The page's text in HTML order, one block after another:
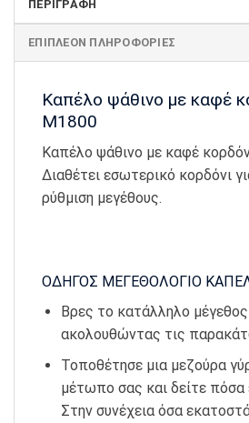
ΠΕΡΙΓΡΑΦΉ
ΕΠΙΠΛΈΟΝ ΠΛΗΡΟΦΟΡΊΕΣ
Καπέλο ψάθινο με καφέ
Μ1800
Καπέλο ψάθινο με καφέ
Διαθέτει εσωτερικό κορδόνι
ρύθμιση μεγέθους.
ΟΔΗΓΟΣ ΜΕΓΕΘΟΛΟΓΙΟ
Βρες το κατάλληλο
ακολουθώντας τις
Τοποθέτησε μια μεζούρα
μέτωπο σας και δείτε πόσα
Στην συνέχεια όσα